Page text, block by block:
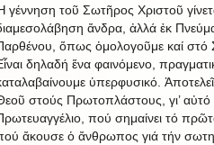
γέννηση τοῦ Σωτῆρος Χριστοῦ
ἄνδρα, ἀλλά ἐκ
ὅπως ὁμολογοῦμε καί στό
δηλαδή ἕνα φαινόμενο,
ὑπερφυσικό.
στούς Πρωτοπλάστους, γι’ αὐτό
πού σημαίνει τό
ἄκουσε ὁ ἄνθρωπος γιά τήν